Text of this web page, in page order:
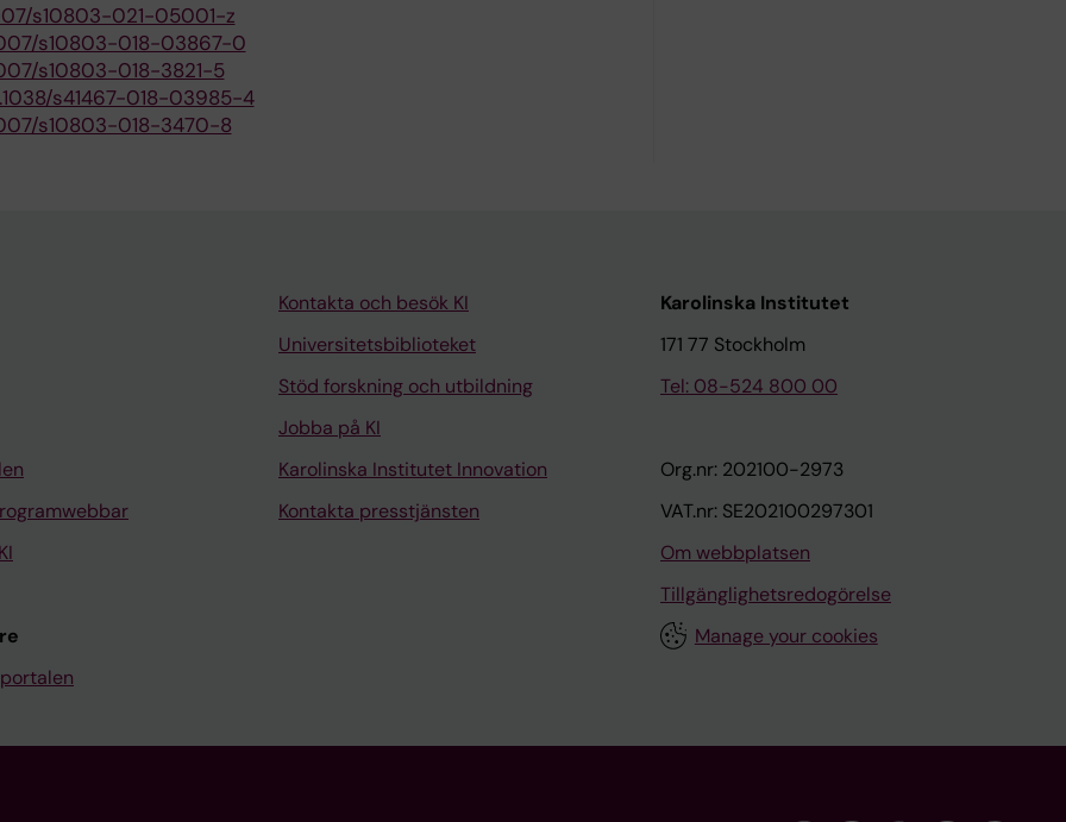
s10803-021-05001-z
s10803-018-03867-0
s10803-018-3821-5
s41467-018-03985-4
s10803-018-3470-8
Kontakta och besök KI
Universitetsbiblioteket
Stöd forskning och utbildning
Jobba på KI
Karolinska Institutet Innovation
Kontakta presstjänsten
Karolinska Institutet
171 77 Stockholm
Tel: 08-524 800 00
Org.nr: 202100-2973
VAT.nr: SE202100297301
Om webbplatsen
Tillgänglighetsredogörelse
Manage your cookies